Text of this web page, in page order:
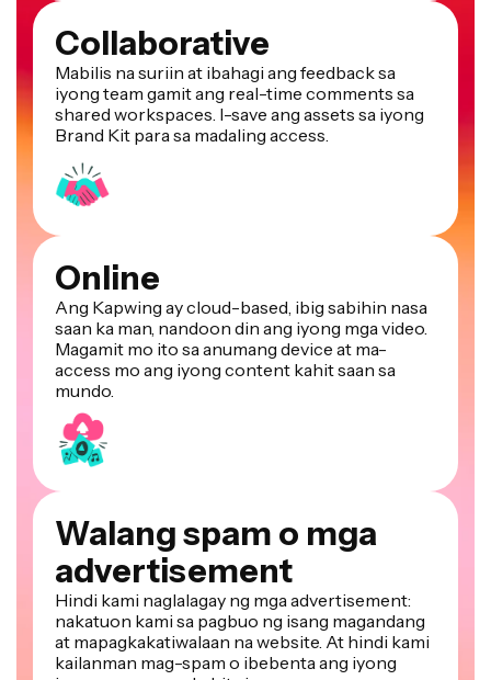
Collaborative
Mabilis na suriin at ibahagi ang feedback sa
iyong team gamit ang real-time comments sa
shared workspaces. I-save ang assets sa iyong
Brand Kit para sa madaling access.
Online
Ang Kapwing ay cloud-based, ibig sabihin nasa
saan ka man, nandoon din ang iyong mga video.
Magamit mo ito sa anumang device at ma-
access mo ang iyong content kahit saan sa
mundo.
Walang spam o mga
advertisement
Hindi kami naglalagay ng mga advertisement:
nakatuon kami sa pagbuo ng isang magandang
at mapagkakatiwalaan na website. At hindi kami
kailanman mag-spam o ibebenta ang iyong
impormasyon sa kahit sino.